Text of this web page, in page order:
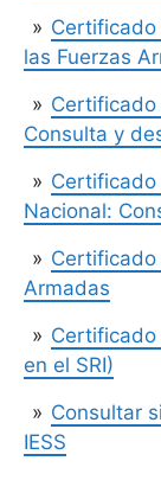
las Fuerzas
Certificado
Consulta y
Certificado
Nacional:
Certificado
Armadas
Certificado
en el SRI)
Consultar
IESS